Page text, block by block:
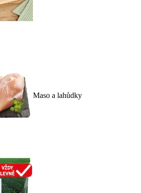
Maso a lahůdky